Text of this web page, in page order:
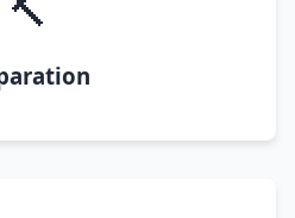
🔨